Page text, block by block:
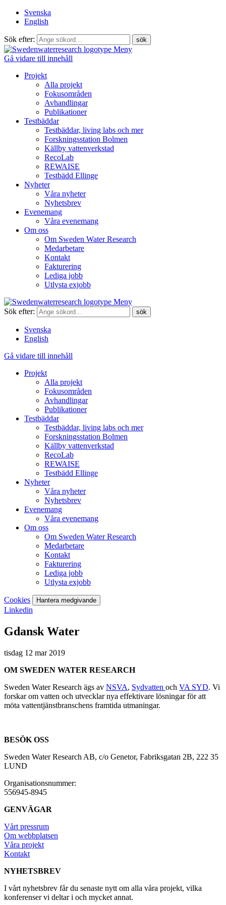
Svenska
English
Sök efter:
Meny
Gå vidare till innehåll
Projekt
Alla projekt
Fokusområden
Avhandlingar
Publikationer
Testbäddar
Testbäddar, living labs och mer
Forskningsstation Bolmen
Källby vattenverkstad
RecoLab
REWAISE
Testbädd Ellinge
Nyheter
Våra nyheter
Nyhetsbrev
Evenemang
Våra evenemang
Om oss
Om Sweden Water Research
Medarbetare
Kontakt
Fakturering
Lediga jobb
Utlysta exjobb
Meny
Sök efter:
Svenska
English
Gå vidare till innehåll
Projekt
Alla projekt
Fokusområden
Avhandlingar
Publikationer
Testbäddar
Testbäddar, living labs och mer
Forskningsstation Bolmen
Källby vattenverkstad
RecoLab
REWAISE
Testbädd Ellinge
Nyheter
Våra nyheter
Nyhetsbrev
Evenemang
Våra evenemang
Om oss
Om Sweden Water Research
Medarbetare
Kontakt
Fakturering
Lediga jobb
Utlysta exjobb
Cookies Hantera medgivande
Linkedin
Gdansk Water
tisdag 12 mar 2019
OM SWEDEN WATER RESEARCH
Sweden Water Research ägs av NSVA, Sydvatten och VA SYD. Vi
forskar om vatten och utvecklar nya effektivare lösningar för att
möta vattentjänstbranschens framtida utmaningar.
BESÖK OSS
Sweden Water Research AB, c/o Genetor, Fabriksgatan 2B, 222 35
LUND
Organisationsnummer:
556945-8945
GENVÄGAR
Vårt pressrum
Om webbplatsen
Våra projekt
Kontakt
NYHETSBREV
I vårt nyhetsbrev får du senaste nytt om alla våra projekt, vilka
konferenser vi deltar i och mycket annat.